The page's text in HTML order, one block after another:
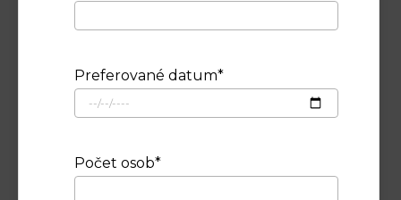
Letní scéna Amfi
Preferované datum*
Počet osob*